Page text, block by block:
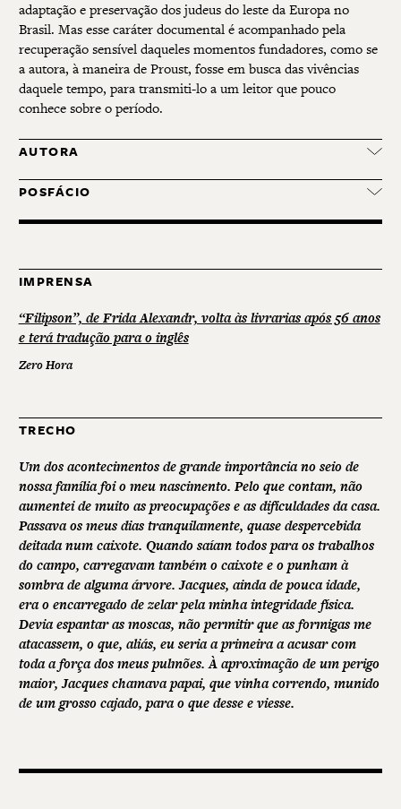
adaptação e preservação dos judeus do leste da Europa no
Brasil. Mas esse caráter documental é acompanhado pela
recuperação sensível daqueles momentos fundadores, como se
a autora, à maneira de Proust, fosse em busca das vivências
daquele tempo, para transmiti-lo a um leitor que pouco
conhece sobre o período.
AUTORA
POSFÁCIO
IMPRENSA
“Filipson”, de Frida Alexandr, volta às livrarias após 56 anos
e terá tradução para o inglês
Zero Hora
TRECHO
Um dos acontecimentos de grande importância no seio de
nossa família foi o meu nascimento. Pelo que contam, não
aumentei de muito as preocupações e as dificuldades da casa.
Passava os meus dias tranquilamente, quase despercebida
deitada num caixote. Quando saíam todos para os trabalhos
do campo, carregavam também o caixote e o punham à
sombra de alguma árvore. Jacques, ainda de pouca idade,
era o encarregado de zelar pela minha integridade física.
Devia espantar as moscas, não permitir que as formigas me
atacassem, o que, aliás, eu seria a primeira a acusar com
toda a força dos meus pulmões. À aproximação de um perigo
maior, Jacques chamava papai, que vinha correndo, munido
de um grosso cajado, para o que desse e viesse.